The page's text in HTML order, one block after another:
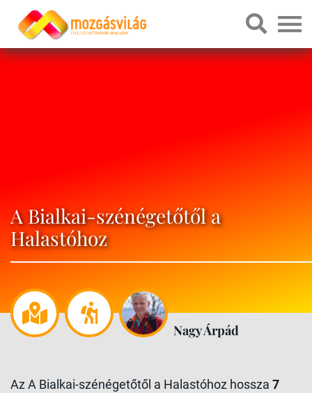
A Bialkai-szénégetőtől a
Halastóhoz
Nagy Árpád
Az A Bialkai-szénégetőtől a Halastóhoz hossza 7